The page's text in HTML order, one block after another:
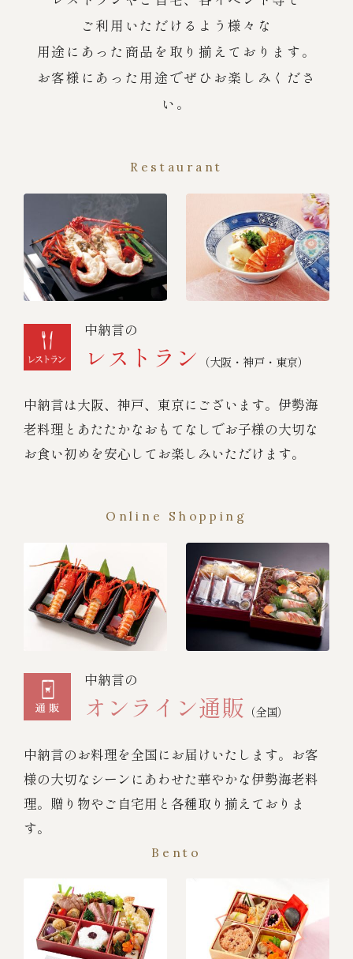
ご利用いただけるよう様々な
用途にあった商品を取り揃えております。
お客様にあった用途でぜひお楽しみくださ
い。
Restaurant
中納言の
レストラン （大阪・神戸・東京）
中納言は大阪、神戸、東京にございます。伊勢海
老料理とあたたかなおもてなしでお子様の大切な
お食い初めを安心してお楽しみいただけます。
Online Shopping
中納言の
オンライン通販 （全国）
中納言のお料理を全国にお届けいたします。お客
様の大切なシーンにあわせた華やかな伊勢海老料
理。贈り物やご自宅用と各種取り揃えておりま
す。
Bento